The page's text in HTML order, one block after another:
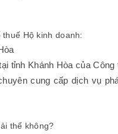
Hộ kinh doanh:
tỉnh Khánh Hòa của
cung cấp dịch vụ
thể không?